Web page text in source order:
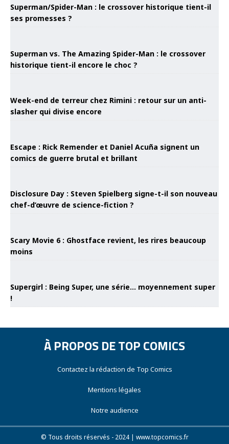
Superman/Spider-Man : le crossover historique tient-il
ses promesses ?
Superman vs. The Amazing Spider-Man : le crossover
historique tient-il encore le choc ?
Week-end de terreur chez Rimini : retour sur un anti-
slasher qui divise encore
Escape : Rick Remender et Daniel Acuña signent un
comics de guerre brutal et brillant
Disclosure Day : Steven Spielberg signe-t-il son nouveau
chef-d’œuvre de science-fiction ?
Scary Movie 6 : Ghostface revient, les rires beaucoup
moins
Supergirl : Being Super, une série… moyennement super
!
À PROPOS DE TOP COMICS
Contactez la rédaction de Top Comics
Mentions légales
Notre audience
© Tous droits réservés - 2024 | www.topcomics.fr